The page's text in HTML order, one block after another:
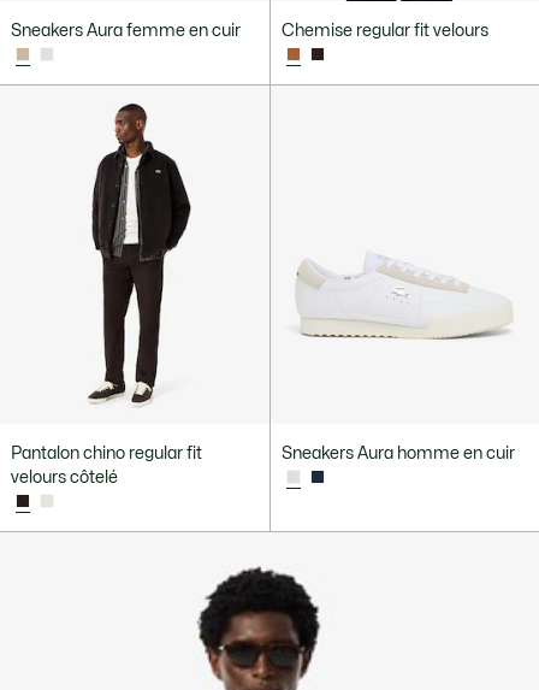
Sneakers Aura femme en cuir Chemise regular fit velours
Pantalon chino regular fit
velours côtelé
Sneakers Aura homme en cuir